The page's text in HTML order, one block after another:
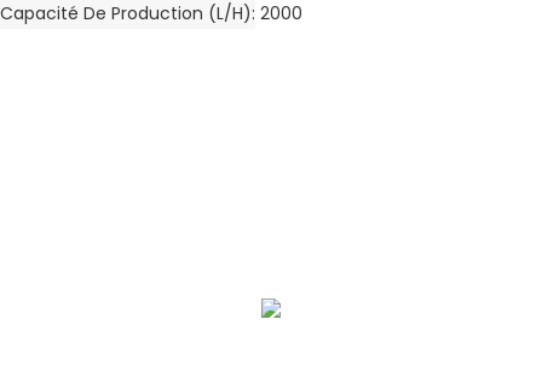
Capacité De Production (L/h) 2000